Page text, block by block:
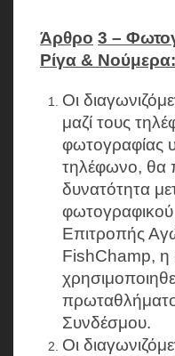
Άρθρο 3 –
Ρίγα & Νούμερα:
Οι
μαζί τους
φωτογραφίας
τηλέφωνο, θα
δυνατότητα
φωτογραφικού
Επιτροπής
FishChamp, η
Συνδέσμου.
Οι